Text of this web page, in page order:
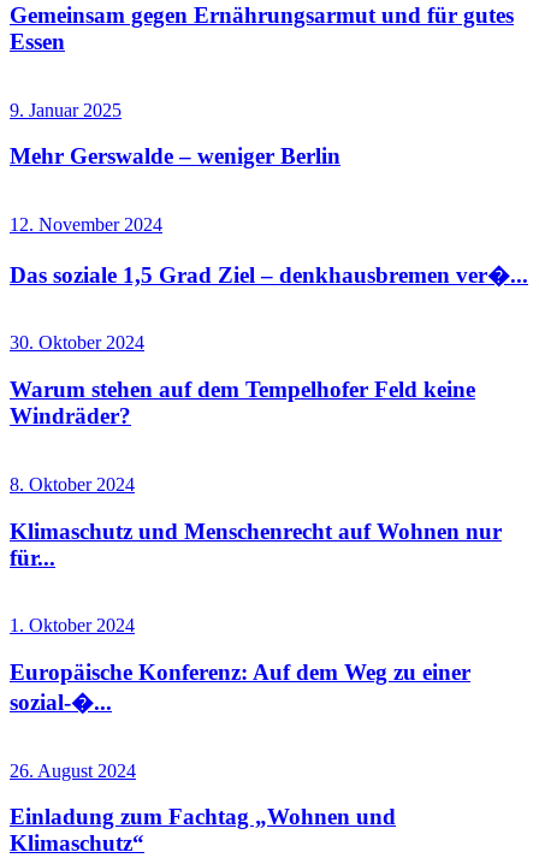
Gemeinsam gegen Ernährungsarmut und für gutes
Essen
9. Januar 2025
Mehr Gerswalde – weniger Berlin
12. November 2024
Das soziale 1,5 Grad Ziel – denkhausbremen ver�...
30. Oktober 2024
Warum stehen auf dem Tempelhofer Feld keine
Windräder?
8. Oktober 2024
Klimaschutz und Menschenrecht auf Wohnen nur
für...
1. Oktober 2024
Europäische Konferenz: Auf dem Weg zu einer
sozial-�...
26. August 2024
Einladung zum Fachtag „Wohnen und
Klimaschutz“